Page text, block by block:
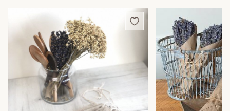
Добави в любими